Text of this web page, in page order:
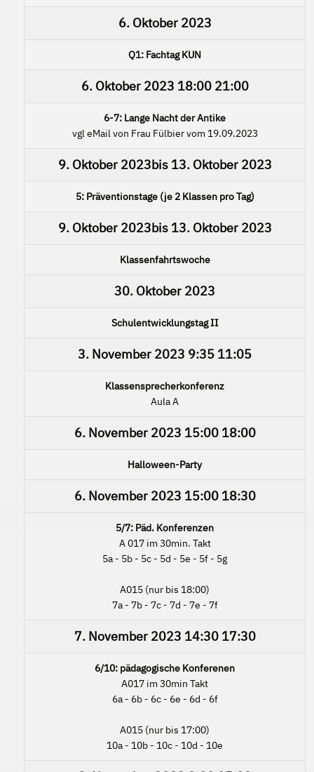
6. Oktober 2023
Q1: Fachtag KUN
6. Oktober 2023 18:00 21:00
6-7: Lange Nacht der Antike
vgl eMail von Frau Fülbier vom 19.09.2023
9. Oktober 2023bis 13. Oktober 2023
5: Präventionstage (je 2 Klassen pro Tag)
9. Oktober 2023bis 13. Oktober 2023
Klassenfahrtswoche
30. Oktober 2023
Schulentwicklungstag II
3. November 2023 9:35 11:05
Klassensprecherkonferenz
Aula A
6. November 2023 15:00 18:00
Halloween-Party
6. November 2023 15:00 18:30
5/7: Päd. Konferenzen
A 017 im 30min. Takt
5a - 5b - 5c - 5d - 5e - 5f - 5g
A015 (nur bis 18:00)
7a - 7b - 7c - 7d - 7e - 7f
7. November 2023 14:30 17:30
6/10: pädagogische Konferenen
A017 im 30min Takt
6a - 6b - 6c - 6e - 6d - 6f
A015 (nur bis 17:00)
10a - 10b - 10c - 10d - 10e